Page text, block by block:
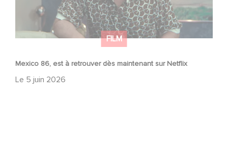
FILM
Mexico 86, est à retrouver dès maintenant sur Netflix
Le 5 juin 2026